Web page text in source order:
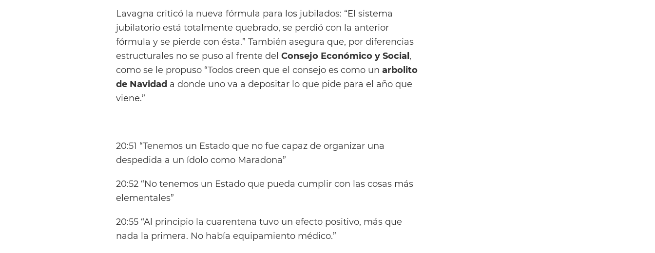
Lavagna criticó la nueva fórmula para los jubilados: “El sistema
jubilatorio está totalmente quebrado, se perdió con la anterior
fórmula y se pierde con ésta.” También asegura que, por diferencias
estructurales no se puso al frente del Consejo Económico y Social,
como se le propuso “Todos creen que el consejo es como un arbolito
de Navidad a donde uno va a depositar lo que pide para el año que
viene.”
20:51 “Tenemos un Estado que no fue capaz de organizar una
despedida a un ídolo como Maradona”
20:52 “No tenemos un Estado que pueda cumplir con las cosas más
elementales”
20:55 “Al principio la cuarentena tuvo un efecto positivo, más que
nada la primera. No había equipamiento médico.”